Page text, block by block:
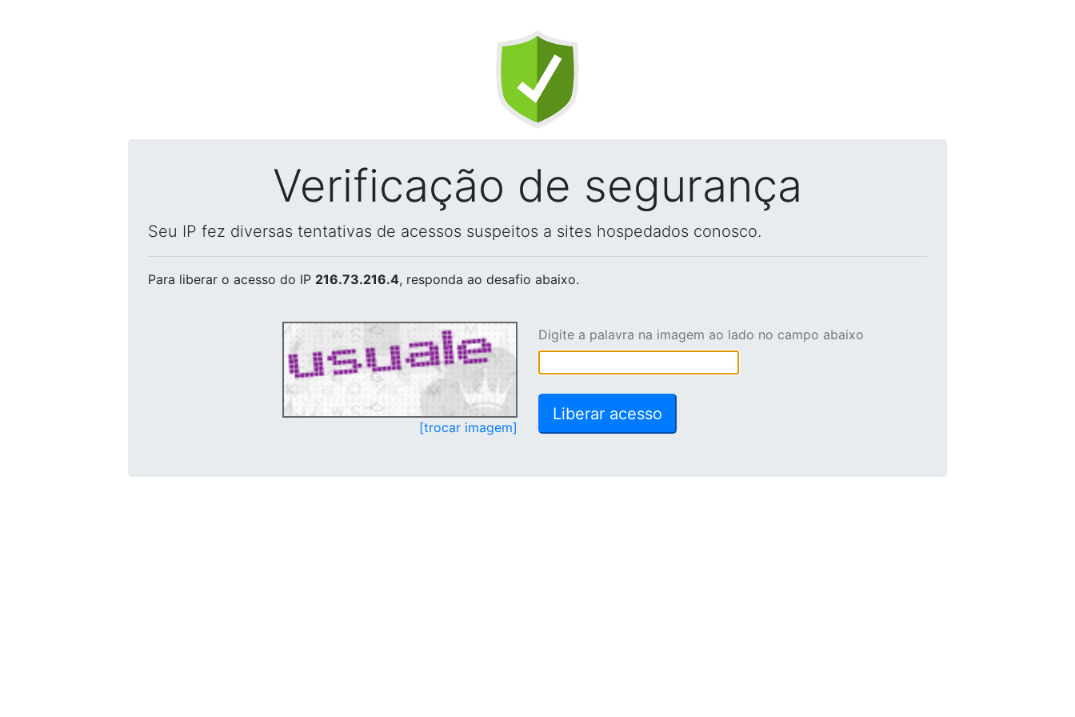
Verificação de segurança
Seu IP fez diversas tentativas de acessos suspeitos a sites hospedados conosco.
Para liberar o acesso do IP 216.73.216.4, responda ao desafio abaixo.
[trocar imagem]
Digite a palavra na imagem ao lado no campo abaixo